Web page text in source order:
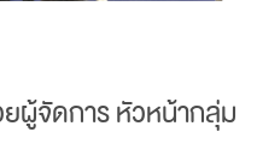
ผู้จัดการ หัวหน้ากลุ่ม